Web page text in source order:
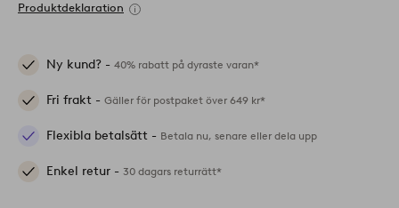
Produktdeklaration
Ny kund? - 40% rabatt på dyraste varan*
Fri frakt - Gäller för postpaket över 649 kr*
Flexibla betalsätt - Betala nu, senare eller dela upp
Enkel retur - 30 dagars returrätt*